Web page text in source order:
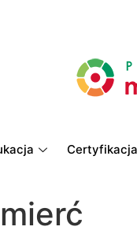
Certyfikacja